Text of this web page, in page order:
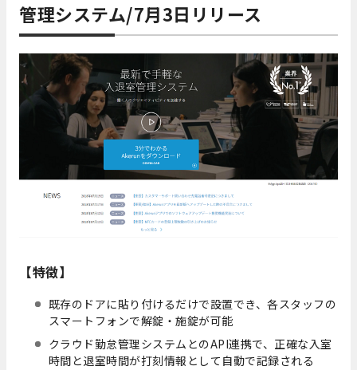
管理システム/7月3日リリース
【特徴】
既存のドアに貼り付けるだけで設置でき、各スタッフの
スマートフォンで解錠・施錠が可能
クラウド勤怠管理システムとのAPI連携で、正確な入室
時間と退室時間が打刻情報として自動で記録される